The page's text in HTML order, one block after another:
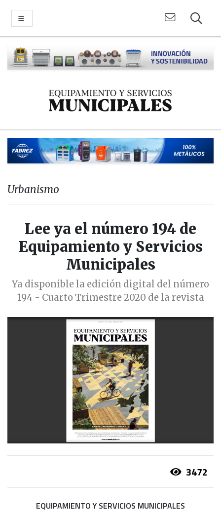
Urbanismo
Lee ya el número 194 de
Equipamiento y Servicios
Municipales
Ya disponible la edición digital del número
194 - Cuarto Trimestre 2020 de la revista
3472
EQUIPAMIENTO Y SERVICIOS MUNICIPALES